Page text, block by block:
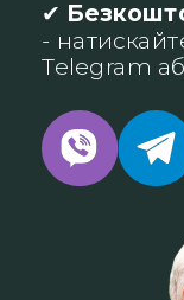
✔
-
Telegram